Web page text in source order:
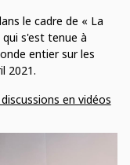
le cadre de « La
s'est tenue à
entier sur les
2021.
en vidéos